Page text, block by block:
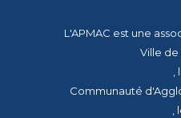
L'APMAC est une
Ville de
,
Communauté
,